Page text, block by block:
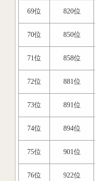
69位 820位
70位 850位
71位 858位
72位 881位
73位 891位
74位 894位
75位 901位
76位 922位